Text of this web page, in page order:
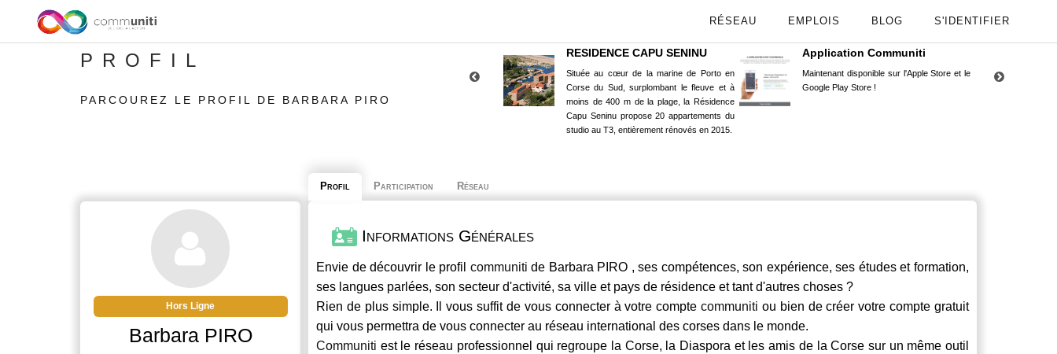
RÉSEAU EMPLOIS BLOG S'IDENTIFIER
PROFIL
PARCOUREZ LE PROFIL DE BARBARA PIRO
RESIDENCE CAPU SENINU
Située au cœur de la marine de Porto en
Corse du Sud, surplombant le fleuve et à
moins de 400 m de la plage, la Résidence
Capu Seninu propose 20 appartements du
studio au T3, entièrement rénovés en 2015.
Application Communiti
Maintenant disponible sur l'Apple Store et le
Google Play Store !
Hors Ligne
Barbara PIRO
Profil Participation Réseau
Informations Générales
Envie de découvrir le profil communiti de Barbara PIRO , ses compétences, son expérience, ses études et formation,
ses langues parlées, son secteur d'activité, sa ville et pays de résidence et tant d'autres choses ?
Rien de plus simple. Il vous suffit de vous connecter à votre comptecommuniti ou bien de créer votre compte gratuit
qui vous permettra de vous connecter au réseau international des corses dans le monde.
Communiti est le réseau professionnel qui regroupe la Corse, la Diaspora et les amis de la Corse sur un même outil